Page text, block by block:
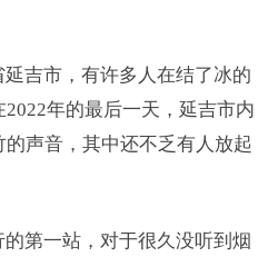
吉市，有许多人在结了冰的
年的最后一天，延吉市内
声音，其中还不乏有人放起
第一站，对于很久没听到烟